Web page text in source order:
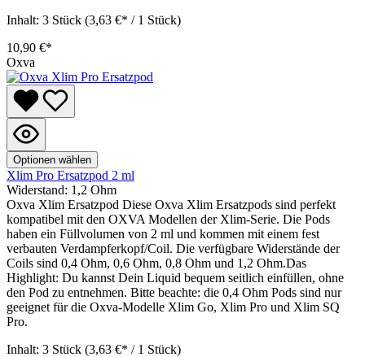
Inhalt: 3 Stück (3,63 €* / 1 Stück)
10,90 €*
Oxva
Optionen wählen
Xlim Pro Ersatzpod 2 ml
Widerstand: 1,2 Ohm
Oxva Xlim Ersatzpod Diese Oxva Xlim Ersatzpods sind perfekt
kompatibel mit den OXVA Modellen der Xlim-Serie. Die Pods
haben ein Füllvolumen von 2 ml und kommen mit einem fest
verbauten Verdampferkopf/Coil. Die verfügbare Widerstände der
Coils sind 0,4 Ohm, 0,6 Ohm, 0,8 Ohm und 1,2 Ohm.Das
Highlight: Du kannst Dein Liquid bequem seitlich einfüllen, ohne
den Pod zu entnehmen. Bitte beachte: die 0,4 Ohm Pods sind nur
geeignet für die Oxva-Modelle Xlim Go, Xlim Pro und Xlim SQ
Pro.
Inhalt: 3 Stück (3,63 €* / 1 Stück)